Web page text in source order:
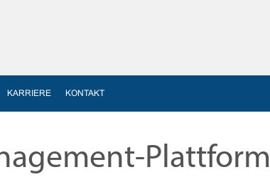
KARRIERE KONTAKT
Plattform